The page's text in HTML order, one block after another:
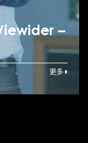
–
更多